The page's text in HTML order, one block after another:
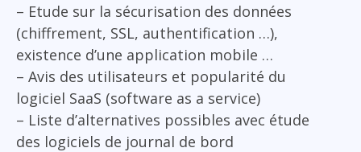
– Etude sur la sécurisation des données
(chiffrement, SSL, authentification …),
existence d’une application mobile …
– Avis des utilisateurs et popularité du
logiciel SaaS (software as a service)
– Liste d’alternatives possibles avec étude
des logiciels de journal de bord